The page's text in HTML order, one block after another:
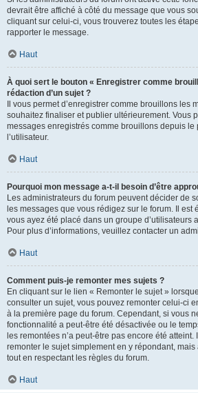
devrait être affiché à côté du message que vous
cliquant sur celui-ci, vous trouverez toutes les
rapporter le message.
Haut
À quoi sert le bouton « Enregistrer comme
rédaction d’un sujet ?
Il vous permet d’enregistrer comme brouillons les
souhaitez finaliser et publier ultérieurement. Vous
messages enregistrés comme brouillons depuis le
l’utilisateur.
Haut
Pourquoi mon message a-t-il besoin d’être
Les administrateurs du forum peuvent décider de
les messages que vous rédigez sur le forum. Il est
vous ayez été placé dans un groupe d’utilisateurs
Pour plus d’informations, veuillez contacter un
Haut
Comment puis-je remonter mes sujets ?
En cliquant sur le lien « Remonter le sujet »
consulter un sujet, vous pouvez remonter celui-ci
à la première page du forum. Cependant, si vous
fonctionnalité a peut-être été désactivée ou le
les remontées n’a peut-être pas encore été
remonter le sujet simplement en y répondant,
tout en respectant les règles du forum.
Haut